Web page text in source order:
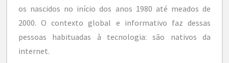
os nascidos no início dos anos 1980 até meados de
2000. O contexto global e informativo faz dessas
pessoas habituadas à tecnologia: são nativos da
internet.